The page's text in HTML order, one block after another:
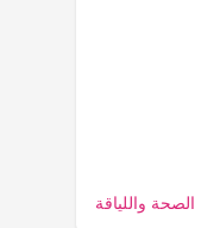
الصحة واللياقة